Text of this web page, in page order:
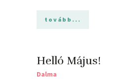
tovább...
Helló Május!
Dalma